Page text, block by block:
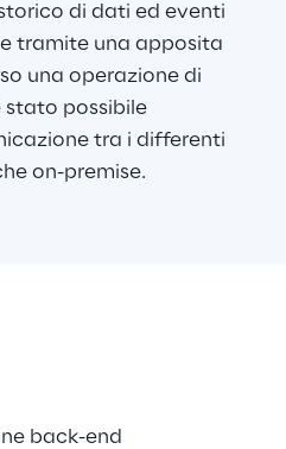
di dati ed eventi
tramite una apposita
una operazione di
stato possibile
tra i differenti
on-premise.
back-end